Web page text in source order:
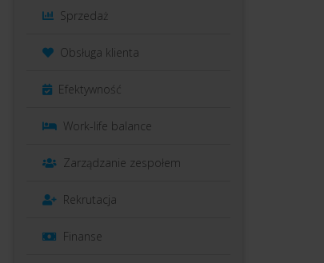
Sprzedaż
Obsługa klienta
Efektywność
Work-life balance
Zarządzanie zespołem
Rekrutacja
Finanse